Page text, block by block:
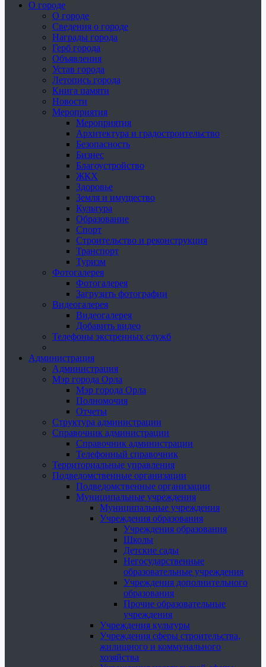
О городе
О городе
Сведения о городе
Награды города
Герб города
Объявления
Устав города
Летопись города
Книга памяти
Новости
Мероприятия
Мероприятия
Архитектура и градостроительство
Безопасность
Бизнес
Благоустройство
ЖКХ
Здоровье
Земля и имущество
Культура
Образование
Спорт
Строительство и реконструкция
Транспорт
Туризм
Фотогалерея
Фотогалерея
Загрузить фотографии
Видеогалерея
Видеогалерея
Добавить видео
Телефоны экстренных служб
Администрация
Администрация
Мэр города Орла
Мэр города Орла
Полномочия
Отчеты
Структура администрации
Справочник администрации
Справочник администрации
Телефонный справочник
Территориальные управления
Подведомственные организации
Подведомственные организации
Муниципальные учреждения
Муниципальные учреждения
Учреждения образования
Учреждения образования
Школы
Детские сады
Негосударственные
образовательные учреждения
Учреждения дополнительного
образования
Прочие образовательные
учреждения
Учреждения культуры
Учреждения сферы строительства,
жилищного и коммунального
хозяйства